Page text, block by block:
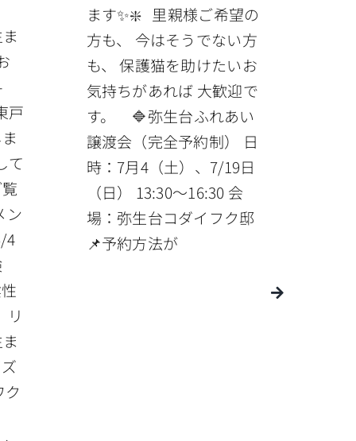
戸
て
ン
4
ます✨❇️ 里親様ご希望の
方も、 今はそうでない方
も、 保護猫を助けたいお
気持ちがあれば 大歓迎で
す。 🔷弥生台ふれあい
譲渡会（完全予約制） 日
時：7月4（土）、7/19日
（日） 13:30〜16:30 会
場：弥生台コダイフク邸
📌予約方法が